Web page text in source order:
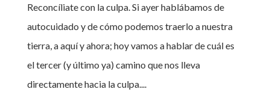
Reconcíliate con la culpa. Si ayer hablábamos de
autocuidado y de cómo podemos traerlo a nuestra
tierra, a aquí y ahora; hoy vamos a hablar de cuál es
el tercer (y último ya) camino que nos lleva
directamente hacia la culpa....